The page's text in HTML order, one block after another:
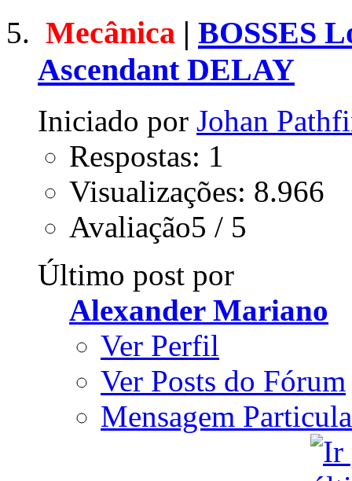
Mecânica | BOSSES
Ascendant DELAY
Iniciado por Johan
Respostas: 1
Visualizações: 8.966
Avaliação5 / 5
Último post por
Alexander Mariano
Ver Perfil
Ver Posts do Fórum
Mensagem